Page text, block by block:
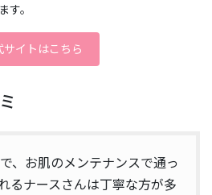
。
サイトはこちら
、お肌のメンテナンスで通っ
るナースさんは丁寧な方が多